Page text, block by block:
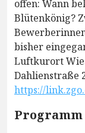
offen: Wann
Blütenkönig?
bisher
Luftkurort
Dahlienstraße
https://